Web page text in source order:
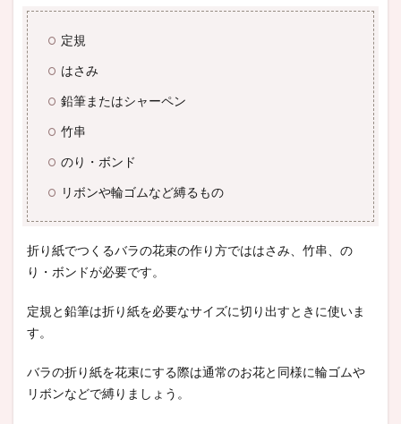
定規
はさみ
鉛筆またはシャーペン
竹串
のり・ボンド
リボンや輪ゴムなど縛るもの
折り紙でつくるバラの花束の作り方でははさみ、竹串、の
り・ボンドが必要です。
定規と鉛筆は折り紙を必要なサイズに切り出すときに使いま
す。
バラの折り紙を花束にする際は通常のお花と同様に輪ゴムや
リボンなどで縛りましょう。